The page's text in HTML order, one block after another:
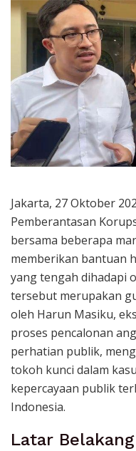
Jakarta, 27 Oktober
Pemberantasan
bersama beberapa
memberikan bantuan
yang tengah dihadapi
tersebut merupakan
oleh Harun Masiku,
proses pencalonan
perhatian publik,
tokoh kunci dalam
kepercayaan publik
Indonesia.
Latar